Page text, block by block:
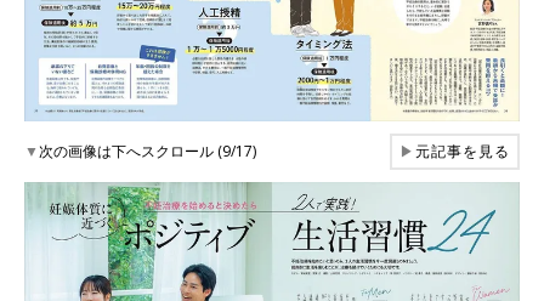
▼次の画像は下へスクロール (9/17) ▶元記事を見る